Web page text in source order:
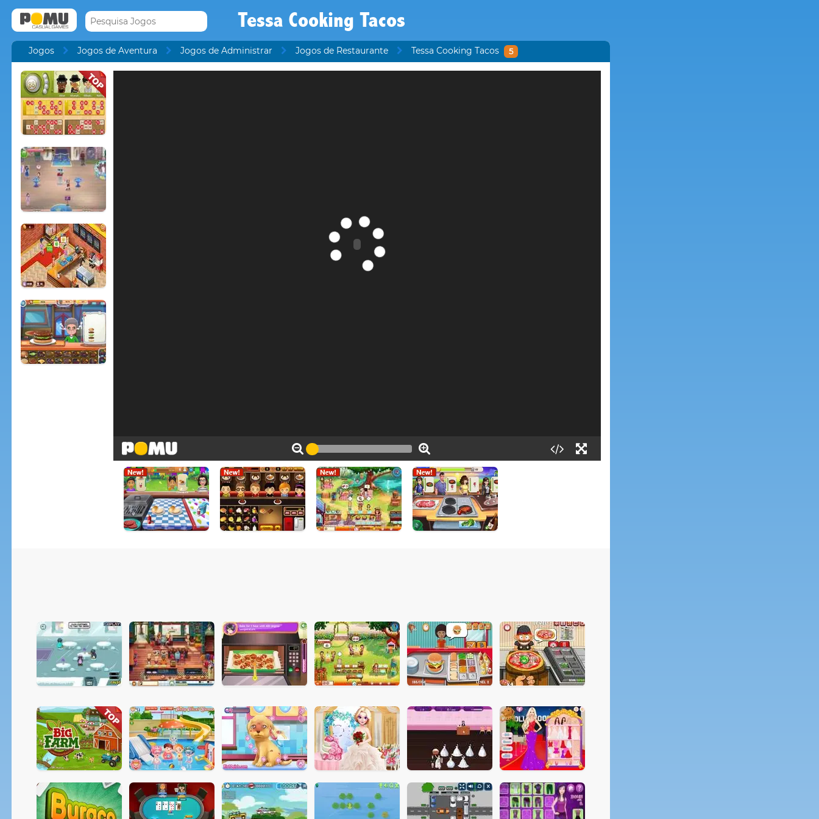
Tessa Cooking Tacos
Jogos Jogos de Aventura Jogos de Administrar Jogos de Restaurante Tessa Cooking Tacos 5